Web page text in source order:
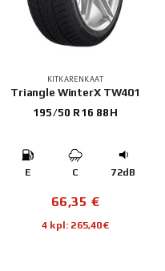
KITKARENKAAT
Triangle WinterX TW401
195/50 R16 88H
E C 72dB
66,35 €
4 kpl: 265,40€